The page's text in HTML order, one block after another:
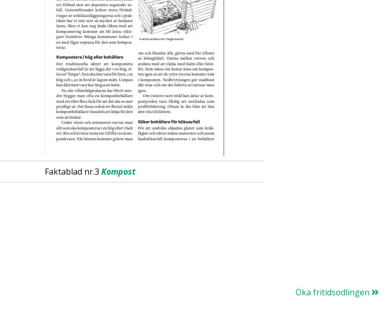
Faktablad nr.3Kompost
Öka fritidsodlingen